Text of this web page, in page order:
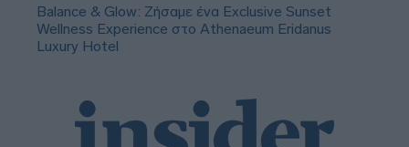
Balance & Glow: Ζήσαμε ένα Exclusive Sunset
Wellness Experience στο Athenaeum Eridanus
Luxury Hotel